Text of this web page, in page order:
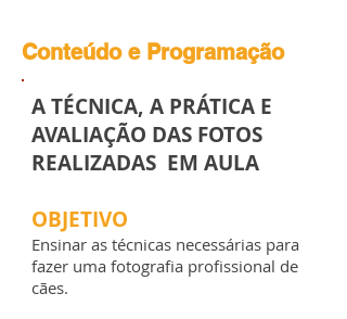
Conteúdo e Programação
A TÉCNICA, A PRÁTICA E
AVALIAÇÃO DAS FOTOS
REALIZADAS EM AULA
OBJETIVO
Ensinar as técnicas necessárias para
fazer uma fotografia profissional de
cães.